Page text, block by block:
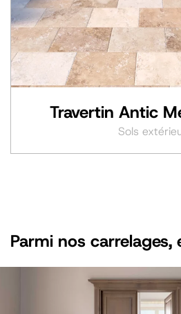
Travertin Antic
Sols
Parmi nos carrelages,